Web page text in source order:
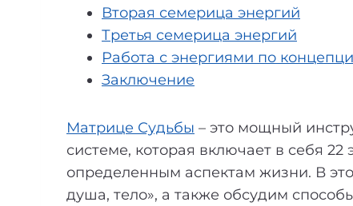
Вторая семерица энергий
Третья семерица энергий
Работа с энергиями по
Заключение
Матрице Судьбы – это мощный
системе, которая включает в себя
определенным аспектам жизни. В
душа, тело», а также обсудим